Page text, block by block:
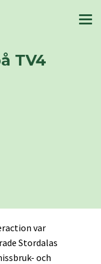
TV4
var
Stordalas
och